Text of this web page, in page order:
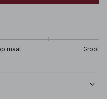
maat Groot